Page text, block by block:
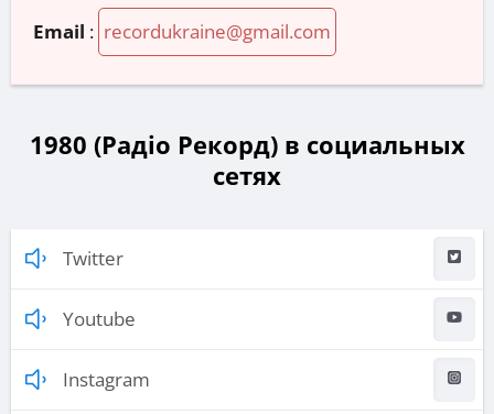
Email : recordukraine@gmail.com
1980 (Радіо Рекорд) в социальных
сетях
Twitter
Youtube
Instagram